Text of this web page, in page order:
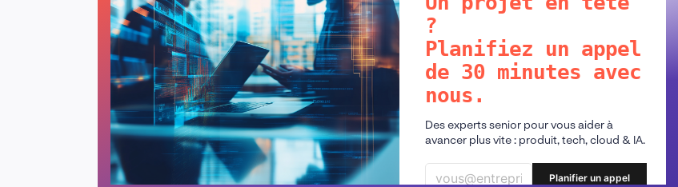
?
Planifiez un appel
de 30 minutes avec
nous.
Des experts senior pour vous aider à
avancer plus vite : produit, tech, cloud & IA.
Planifier un appel